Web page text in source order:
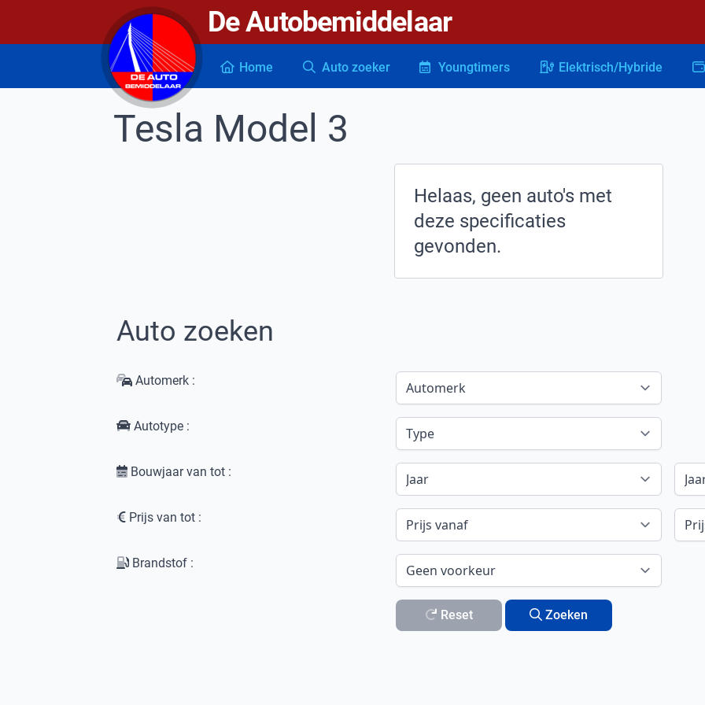
De Autobemiddelaar
Home Auto zoeker Youngtimers Elektrisch/Hybride
De autobemiddelaar
Tesla Model 3
Helaas, geen auto's met
deze specificaties
gevonden.
Auto zoeken
Automerk :
Autotype :
Bouwjaar van tot :
Prijs van tot :
Brandstof :
Reset Zoeken